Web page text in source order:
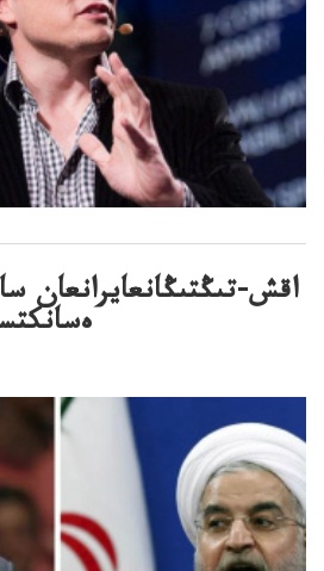
اقش-تىڭتىڭانعايرانعان